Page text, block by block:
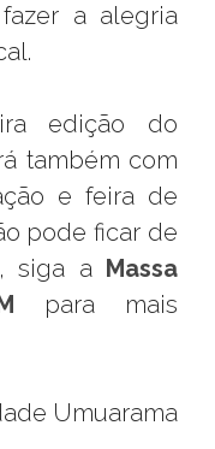
a alegria
edição do
também com
e feira de
pode ficar de
siga a Massa
para mais
Umuarama